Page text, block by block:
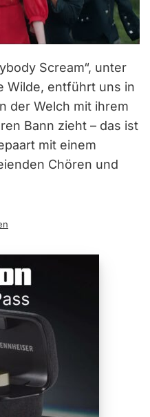
Scream“, unter
Wilde, entführt uns in
der Welch mit ihrem
Bann zieht – das ist
mit einem
Chören und